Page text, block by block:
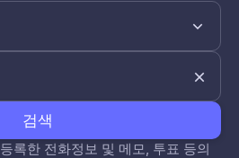
검색
록한 전화정보 및 메모, 투표 등의